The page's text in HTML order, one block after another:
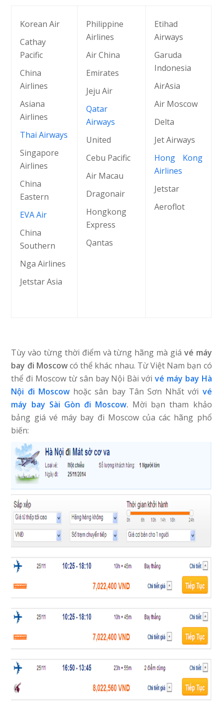
Korean Air
Cathay
Pacific
China
Airlines
Asiana
Airlines
Thai Airways
Singapore
Airlines
China
Eastern
EVA Air
China
Southern
Nga Airlines
Jetstar Asia
Philippine
Airlines
Air China
Emirates
Jeju Air
Qatar
Airways
United
Cebu Pacific
Air Macau
Dragonair
Hongkong
Express
Qantas
Etihad
Airways
Garuda
Indonesia
AirAsia
Air Moscow
Delta
Jet Airways
Hong Kong
Airlines
Jetstar
Aeroflot
Tùy vào từng thời điểm và từng hãng mà giá vé máy
bay đi Moscowcó thể khác nhau. Từ Việt Nam bạn có
thể đi Moscow từ sân bay Nội Bài vớivé máy bay Hà
Nội đi Moscowhoặc sân bay Tân Sơn Nhất với vé
máy bay Sài Gòn đi Moscow. Mời bạn tham khảo
bảng giá vé máy bay đi Moscow của các hãng phổ
biến: